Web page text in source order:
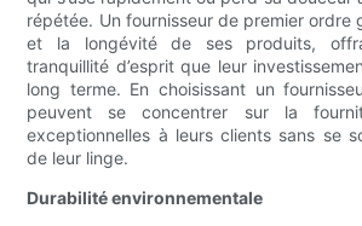
répétée. Un fournisseur de premier ordre
et la longévité de ses produits,
tranquillité d’esprit que leur
long terme. En choisissant un
peuvent se concentrer sur la
exceptionnelles à leurs clients sans se
de leur linge.
Durabilité environnementale